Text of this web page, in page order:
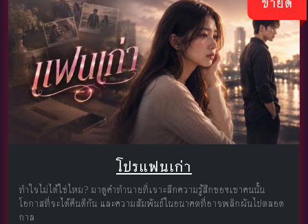
โปรแฟนเก่า
ทำใจไม่ได้ใช่ไหม? มาดูคำทำนายที่เจาะลึกความรู้สึกของเขาคนนั้น
โอกาสที่จะได้คืนดีกัน และความสัมพันธ์ในอนาคตที่อาจพลิกผันไปตลอด
กาล